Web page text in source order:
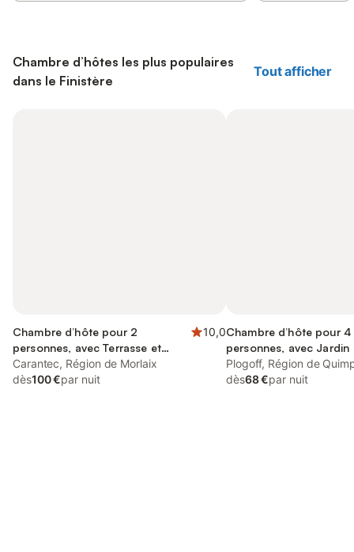
Chambre d’hôtes les plus populaires
dans le Finistère
Tout afficher
Chambre d’hôte pour 2
personnes, avec Terrasse et
Jardin
10,0
Carantec, Région de Morlaix
dès100 €par nuit
Chambre d’hôte pour 4
personnes, avec Jardin
Plogoff, Région de
dès68 €par nuit